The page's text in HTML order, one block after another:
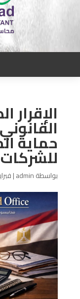
الإقرار
حماية
للشركات
بواسطةadmin
|فبراير